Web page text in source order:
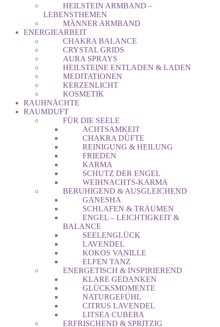
HEILSTEIN ARMBAND –
LEBENSTHEMEN
MÄNNER ARMBAND
ENERGIEARBEIT
CHAKRA BALANCE
CRYSTAL GRIDS
AURA SPRAYS
HEILSTEINE ENTLADEN & LADEN
MEDITATIONEN
KERZENLICHT
KOSMETIK
RAUHNÄCHTE
RAUMDUFT
FÜR DIE SEELE
ACHTSAMKEIT
CHAKRA DÜFTE
REINIGUNG & HEILUNG
FRIEDEN
KARMA
SCHUTZ DER ENGEL
WEIHNACHTS-KARMA
BERUHIGEND & AUSGLEICHEND
GANESHA
SCHLAFEN & TRÄUMEN
ENGEL – LEICHTIGKEIT &
BALANCE
SEELENGLÜCK
LAVENDEL
KOKOS VANILLE
ELFEN TANZ
ENERGETISCH & INSPIRIEREND
KLARE GEDANKEN
GLÜCKSMOMENTE
NATURGEFÜHL
CITRUS LAVENDEL
LITSEA CUBEBA
ERFRISCHEND & SPRITZIG